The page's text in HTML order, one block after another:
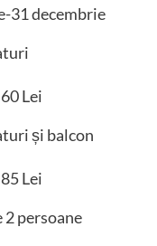
31 decembrie
Lei
și balcon
Lei
2 persoane